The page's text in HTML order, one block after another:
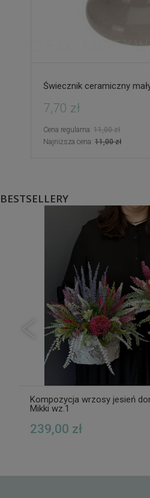
Świecznik ceramiczny
7,70 zł
Cena regularna: 11,00 zł
Najniższa cena: 11,00 zł
BESTSELLERY
Kompozycja wrzosy jesień
Mikki wz.1
239,00 zł